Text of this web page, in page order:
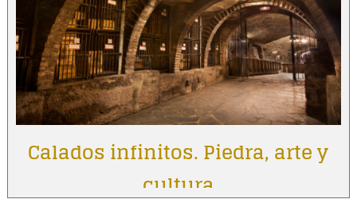
Calados infinitos. Piedra, arte y
cultura